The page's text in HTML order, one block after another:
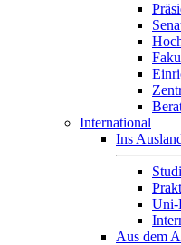
International
Ins
Uni-
Aus dem